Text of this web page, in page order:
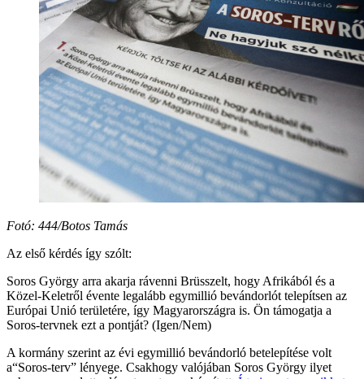
Fotó: 444/Botos Tamás
Az első kérdés így szólt:
Soros György arra akarja rávenni Brüsszelt, hogy Afrikából és a
Közel-Keletről évente legalább egymillió bevándorlót telepítsen az
Európai Unió területére, így Magyarországra is. Ön támogatja a
Soros-tervnek ezt a pontját? (Igen/Nem)
A kormány szerint az évi egymillió bevándorló betelepítése volt
a“Soros-terv” lényege. Csakhogy valójában Soros György ilyet